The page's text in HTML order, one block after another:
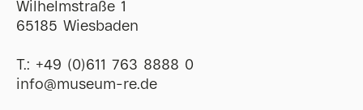
Wilhelmstraße 1
65185 Wiesbaden
T.: +49 (0)611 763 8888 0
ofni@museum-re de